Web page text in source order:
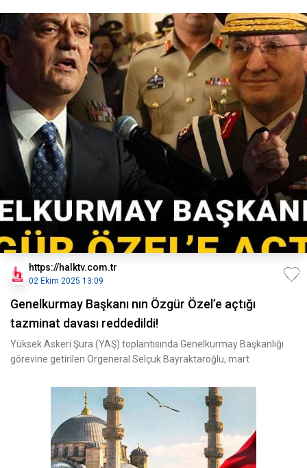
https://halktv.com.tr
02 Ekim 2025 13:09
Genelkurmay Başkanı nın Özgür Özel’e açtığı
tazminat davası reddedildi!
Yüksek Askeri Şura (YAŞ) toplantısında Genelkurmay Başkanlığı
görevine getirilen Orgeneral Selçuk Bayraktaroğlu, mart